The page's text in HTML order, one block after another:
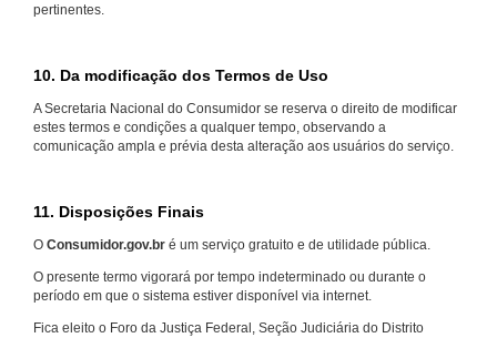
pertinentes.
10. Da modificação dos Termos de Uso
A Secretaria Nacional do Consumidor se reserva o direito de modificar
estes termos e condições a qualquer tempo, observando a
comunicação ampla e prévia desta alteração aos usuários do serviço.
11. Disposições Finais
O Consumidor.gov.br é um serviço gratuito e de utilidade pública.
O presente termo vigorará por tempo indeterminado ou durante o
período em que o sistema estiver disponível via internet.
Fica eleito o Foro da Justiça Federal, Seção Judiciária do Distrito